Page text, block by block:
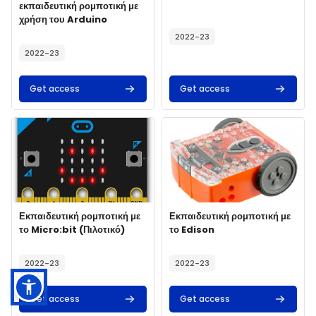
εκπαιδευτική ρομποτική με
χρήση του Arduino
2022-23
Get access
2022-23
Get access
Course image" Εκπαιδευτική ρομποτική με το Micro:bit (Πιλοτικό)
Course image
Course name
Εκπαιδευτική ρομποτική με
το Micro:bit (Πιλοτικό)
2022-23
Get access
Course image" Εκπαιδευτική
Course image
Course name
Εκπαιδευτική ρομποτική με
το Edison
2022-23
Get access